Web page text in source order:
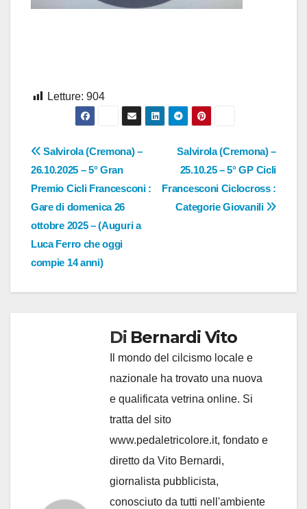
Letture: 904
Navigazione
articoli
Salvirola (Cremona) –
25.10.25 – 5° GP Cicli
Francesconi Ciclocross :
Categorie Giovanili
Salvirola (Cremona) –
26.10.2025 – 5° Gran
Premio Cicli Francesconi :
Gare di domenica 26
ottobre 2025 – (Auguri a
Luca Ferro che oggi
compie 14 anni)
Di Bernardi Vito
Il mondo del cilcismo locale e
nazionale ha trovato una nuova
e qualificata vetrina online. Si
tratta del sito
www.pedaletricolore.it, fondato e
diretto da Vito Bernardi,
giornalista pubblicista,
conosciuto da tutti nell'ambiente